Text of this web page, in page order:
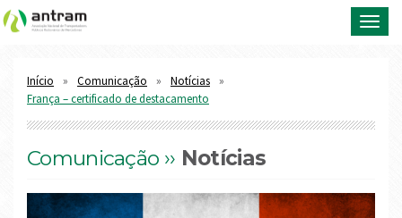
Início Comunicação
Notícias
França – certificado de destacamento
Comunicação ›› Notícias